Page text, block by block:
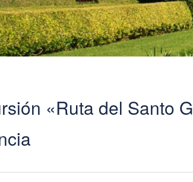
«Ruta del Santo